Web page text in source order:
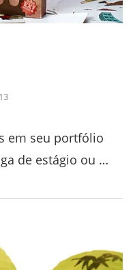
em seu portfólio
de estágio ou …